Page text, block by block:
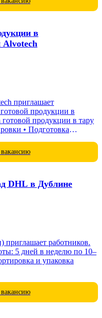
в
Alvotech
приглашает
продукции в
DHL в Дублине
работников.